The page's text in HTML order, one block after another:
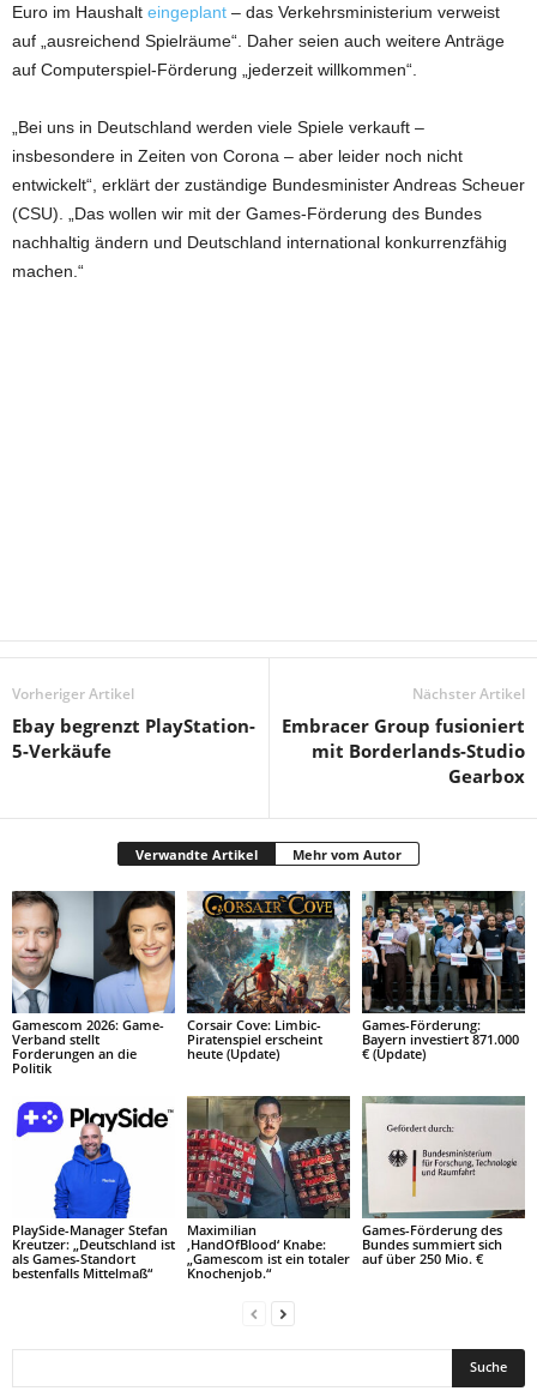
Euro im Haushalt eingeplant – das Verkehrsministerium verweist
auf „ausreichend Spielräume“. Daher seien auch weitere Anträge
auf Computerspiel-Förderung „jederzeit willkommen“.
„Bei uns in Deutschland werden viele Spiele verkauft –
insbesondere in Zeiten von Corona – aber leider noch nicht
entwickelt“, erklärt der zuständige Bundesminister Andreas Scheuer
(CSU). „Das wollen wir mit der Games-Förderung des Bundes
nachhaltig ändern und Deutschland international konkurrenzfähig
machen.“
Vorheriger Artikel
Ebay begrenzt PlayStation-
5-Verkäufe
Nächster Artikel
Embracer Group fusioniert
mit Borderlands-Studio
Gearbox
Verwandte Artikel Mehr vom Autor
Gamescom 2026: Game-
Verband stellt
Forderungen an die
Politik
Corsair Cove: Limbic-
Piratenspiel erscheint
heute (Update)
Games-Förderung:
Bayern investiert 871.000
€ (Update)
PlaySide-Manager Stefan
Kreutzer: „Deutschland ist
als Games-Standort
bestenfalls Mittelmaß“
Maximilian
‚HandOfBlood‘ Knabe:
„Gamescom ist ein totaler
Knochenjob.“
Games-Förderung des
Bundes summiert sich
auf über 250 Mio. €